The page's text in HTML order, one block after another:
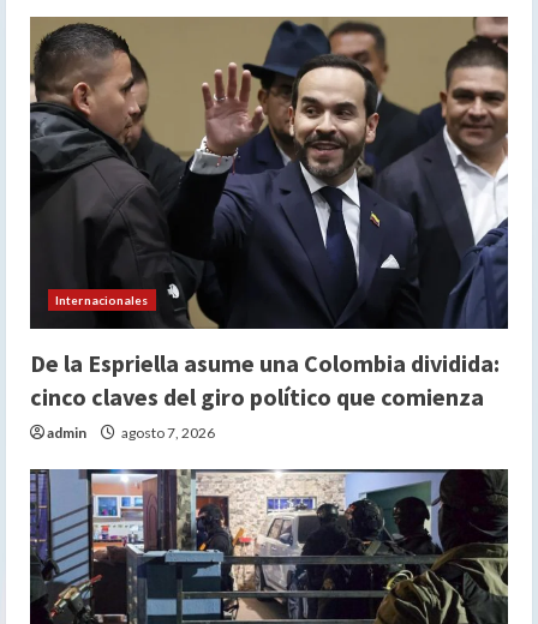
Internacionales
De la Espriella asume una Colombia dividida:
cinco claves del giro político que comienza
admin agosto 7, 2026